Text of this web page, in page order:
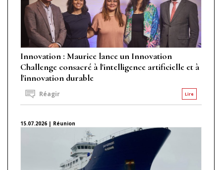
Innovation : Maurice lance un Innovation
Challenge consacré à l'intelligence artificielle et à
l'innovation durable
Lire
Réagir
15.07.2026 | Réunion